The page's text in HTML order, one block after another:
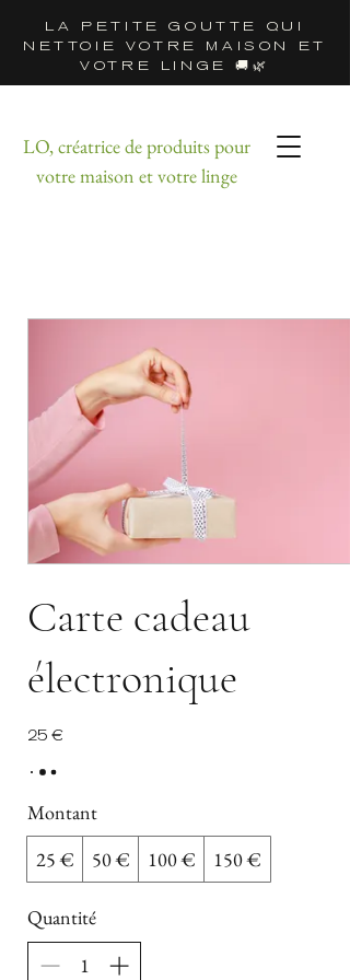
LA PETITE GOUTTE QUI
NETTOIE VOTRE MAISON ET
VOTRE LINGE 🚚🌿
LO, créatrice de produits pour
votre maison et votre linge
Carte cadeau
électronique
25 €
Montant
25 €
50 € 100 € 150 €
Quantité